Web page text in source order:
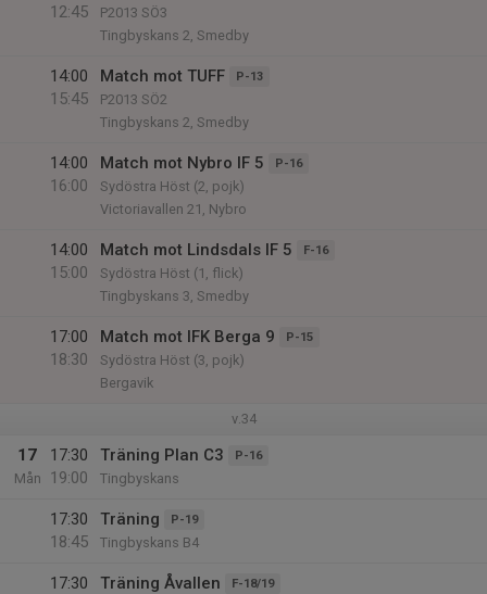
12:45
P2013 SÖ3
Tingbyskans 2, Smedby
14:00
15:45
Match mot TUFF P-13
P2013 SÖ2
Tingbyskans 2, Smedby
14:00
16:00
Match mot Nybro IF 5 P-16
Sydöstra Höst (2, pojk)
Victoriavallen 21, Nybro
14:00
15:00
Match mot Lindsdals IF 5 F-16
Sydöstra Höst (1, flick)
Tingbyskans 3, Smedby
17:00
18:30
Match mot IFK Berga 9 P-15
Sydöstra Höst (3, pojk)
Bergavik
v.34
17
Mån
17:30
19:00
Träning Plan C3 P-16
Tingbyskans
17:30
18:45
Träning P-19
Tingbyskans B4
17:30
Träning Åvallen F-18/19